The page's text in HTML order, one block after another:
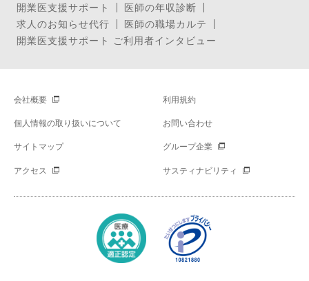
開業医支援サポート
医師の年収診断
求人のお知らせ代行
医師の職場カルテ
開業医支援サポート ご利用者インタビュー
会社概要 利用規約
個人情報の取り扱いについて お問い合わせ
サイトマップ グループ企業
アクセス サスティナビリティ